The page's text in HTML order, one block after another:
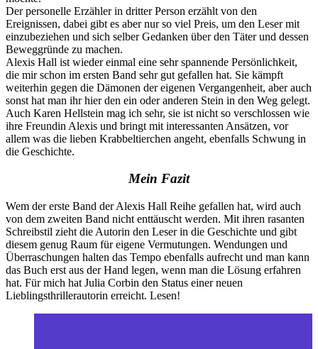
Der personelle Erzähler in dritter Person erzählt von den
Ereignissen, dabei gibt es aber nur so viel Preis, um den Leser mit
einzubeziehen und sich selber Gedanken über den Täter und dessen
Beweggründe zu machen.
Alexis Hall ist wieder einmal eine sehr spannende Persönlichkeit,
die mir schon im ersten Band sehr gut gefallen hat. Sie kämpft
weiterhin gegen die Dämonen der eigenen Vergangenheit, aber auch
sonst hat man ihr hier den ein oder anderen Stein in den Weg gelegt.
Auch Karen Hellstein mag ich sehr, sie ist nicht so verschlossen wie
ihre Freundin Alexis und bringt mit interessanten Ansätzen, vor
allem was die lieben Krabbeltierchen angeht, ebenfalls Schwung in
die Geschichte.
Mein Fazit
Wem der erste Band der Alexis Hall Reihe gefallen hat, wird auch
von dem zweiten Band nicht enttäuscht werden. Mit ihren rasanten
Schreibstil zieht die Autorin den Leser in die Geschichte und gibt
diesem genug Raum für eigene Vermutungen. Wendungen und
Überraschungen halten das Tempo ebenfalls aufrecht und man kann
das Buch erst aus der Hand legen, wenn man die Lösung erfahren
hat. Für mich hat Julia Corbin den Status einer neuen
Lieblingsthrillerautorin erreicht. Lesen!